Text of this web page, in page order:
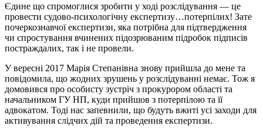
Єдине що спромоглися зробити у ході розслідування — це
провести судово-психологічну експертизу…потерпілих! Зате
почеркознавчої експертизи, яка потрібна для підтвердження
чи спростування вчинених підозрюваним підробок підписів
постраждалих, так і не провели.
У вересні 2017 Марія Степанівна знову прийшла до мене та
повідомила, що жодних зрушень у розслідуванні немає. Тож я
домовився про особисту зустріч з прокурором області та
начальником ГУ НП, куди прийшов з потерпілою та її
адвокатом. Тоді нас запевнили, що будуть вжиті усі заходи для
активування слідчих дій та проведення експертизи.